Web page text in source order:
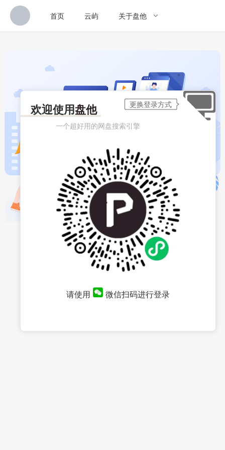
首页 云屿 关于盘他
欢迎使用盘他
一个超好用的网盘搜索引擎
请使用 微信扫码进行登录